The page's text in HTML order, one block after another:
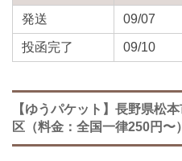
発送 09/07
投函完了 09/10
【ゆうパケット】長野県松
区（料金：全国一律250円〜）